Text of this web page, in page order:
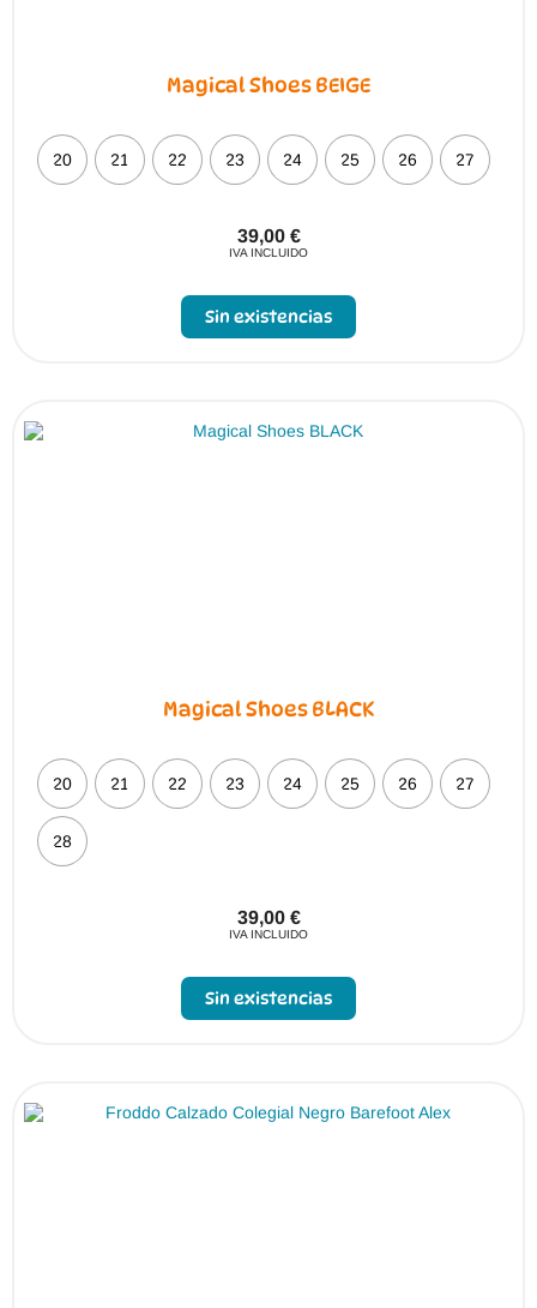
Magical Shoes BEIGE
20 21 22 23 24 25 26 27
39,00 €
IVA INCLUIDO
Sin existencias
Magical Shoes BLACK
20 21 22 23 24 25 26 27
28
39,00 €
IVA INCLUIDO
Sin existencias